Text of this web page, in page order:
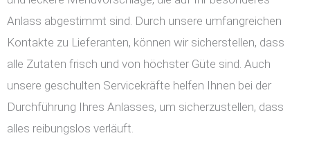
Anlass abgestimmt sind. Durch unsere umfangreichen
Kontakte zu Lieferanten, können wir sicherstellen, dass
alle Zutaten frisch und von höchster Güte sind. Auch
unsere geschulten Servicekräfte helfen Ihnen bei der
Durchführung Ihres Anlasses, um sicherzustellen, dass
alles reibungslos verläuft.